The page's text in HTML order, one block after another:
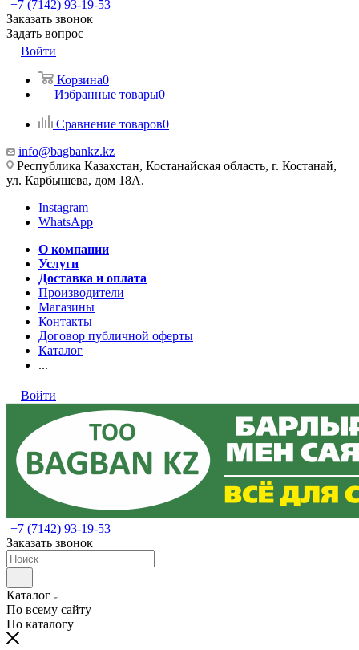
+7 (7142) 93-19-53
Заказать звонок
Задать вопрос
Войти
Корзина0
Избранные товары0
Сравнение товаров0
info@bagbankz.kz
Республика Казахстан, Костанайская область, г. Костанай,
ул. Карбышева, дом 18А.
Instagram
WhatsApp
О компании
Услуги
Доставка и оплата
Производители
Магазины
Контакты
Договор публичной оферты
Каталог
...
Войти
+7 (7142) 93-19-53
Заказать звонок
Каталог
По всему сайту
По каталогу